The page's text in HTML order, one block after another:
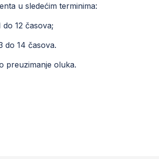
u sledećim terminima:
do 12 časova;
do 14 časova.
preuzimanje oluka.